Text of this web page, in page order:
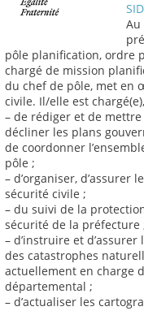
pôle planification, ordre
chargé de mission
du chef de pôle, met en
civile. Il/elle est
– de rédiger et de mettre
décliner les plans
de coordonner
pôle ;
– d’organiser, d’assurer
sécurité civile ;
– du suivi de la
sécurité de la préfecture
– d’instruire et
des catastrophes
actuellement en charge
départemental ;
– d’actualiser les